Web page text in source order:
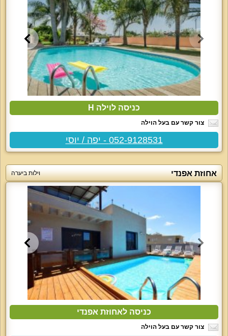
כניסה לוילה H
צור קשר עם בעל הוילה
052-9128531 - יפה / יוסי
אחוזת אפנדי וילות ביערה
כניסה לאחוזת אפנדי
צור קשר עם בעל הוילה